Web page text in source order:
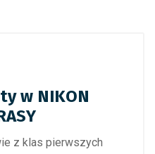
w NIKON
z klas pierwszych